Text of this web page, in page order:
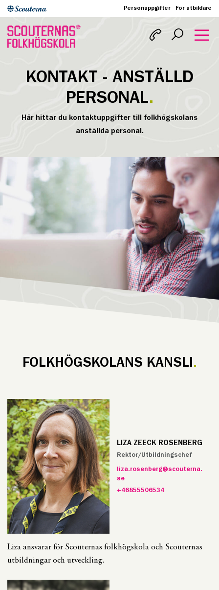
Personuppgifter För utbildare
KONTAKT - ANSTÄLLD
PERSONAL
Här hittar du kontaktuppgifter till folkhögskolans
anställda personal.
FOLKHÖGSKOLANS KANSLI
LIZA ZEECK ROSENBERG
Rektor/Utbildningschef
liza.rosenberg@scouterna.
se
+46855506534
Liza ansvarar för Scouternas folkhögskola och Scouternas
utbildningar och utveckling.